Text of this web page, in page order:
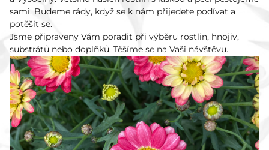
sami. Budeme rády, když se k nám přijedete podívat a
potěšit se.
Jsme připraveny Vám poradit při výběru rostlin, hnojiv,
substrátů nebo doplňků. Těšíme se na Vaši návštěvu.